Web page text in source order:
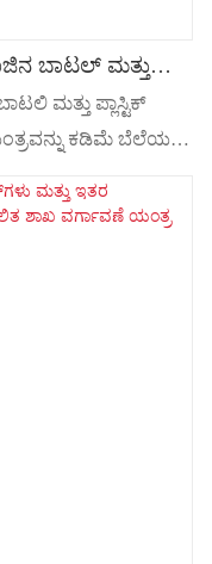
ಬಾಟಲ್ ಮತ್ತು
ಯಂತ್ರ ಇತರೆ
ಮತ್ತು ಪ್ಲಾಸ್ಟಿಕ್
ಕಡಿಮೆ ಬೆಲೆಯಲ್ಲಿ
ತಮಗೆ
ಯಾವಾಗಲೂ